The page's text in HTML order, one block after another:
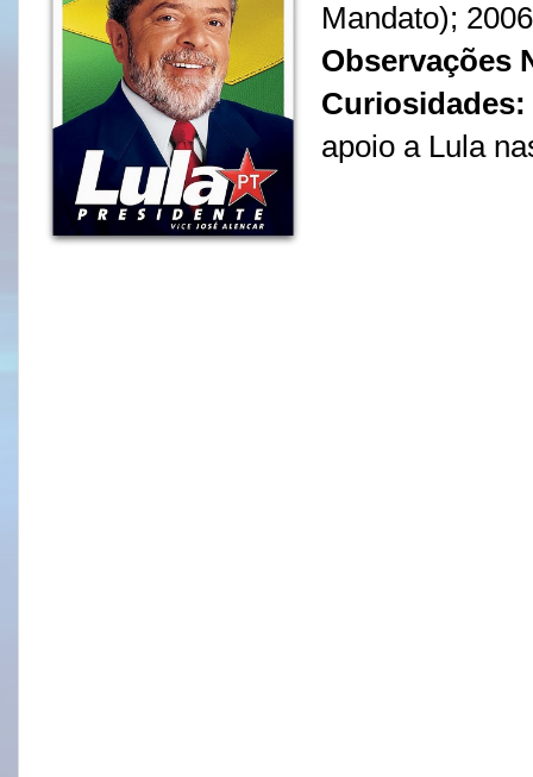
Mandato);
Observações
Curiosidades:
apoio a Lula